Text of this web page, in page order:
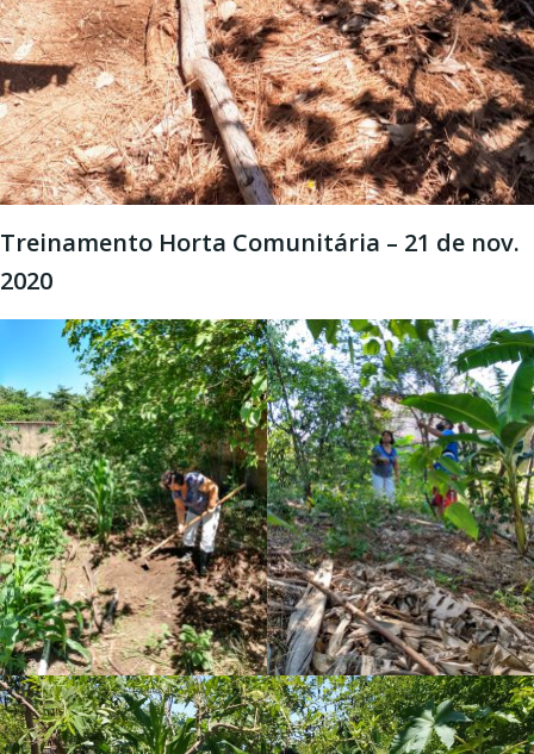
Treinamento Horta Comunitária – 21 de nov.
2020